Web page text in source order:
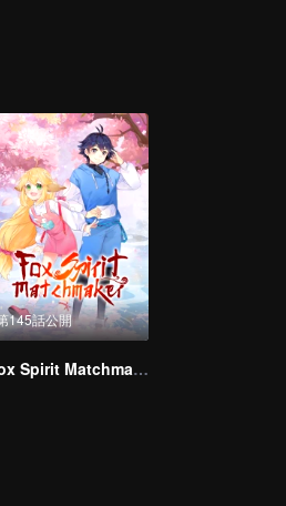
145話公開
Fox Spirit Matchmaker